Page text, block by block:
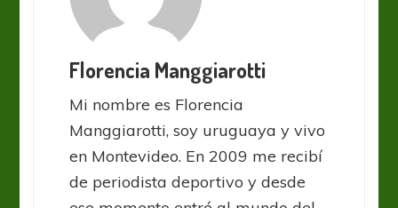
Florencia Manggiarotti
Mi nombre es Florencia
Manggiarotti, soy uruguaya y vivo
en Montevideo. En 2009 me recibí
de periodista deportivo y desde